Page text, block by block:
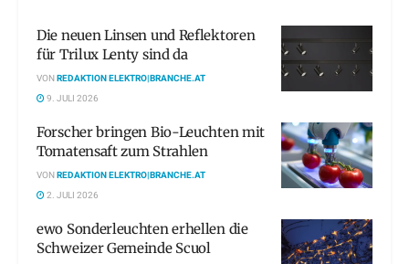
Die neuen Linsen und Reflektoren
für Trilux Lenty sind da
VONREDAKTION ELEKTRO|BRANCHE.AT
9. JULI 2026
Forscher bringen Bio-Leuchten mit
Tomatensaft zum Strahlen
VONREDAKTION ELEKTRO|BRANCHE.AT
2. JULI 2026
ewo Sonderleuchten erhellen die
Schweizer Gemeinde Scuol